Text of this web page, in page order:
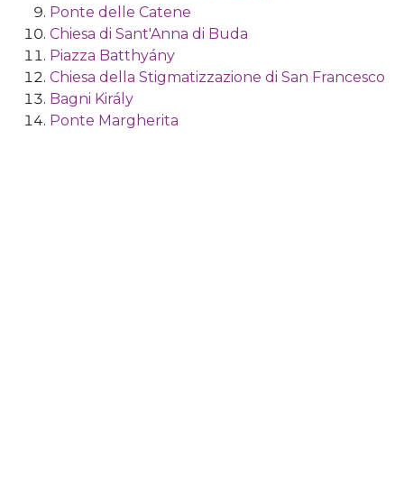
Ponte delle Catene
Chiesa di Sant'Anna di Buda
Piazza Batthyány
Chiesa della Stigmatizzazione di San Francesco
Bagni Király
Ponte Margherita